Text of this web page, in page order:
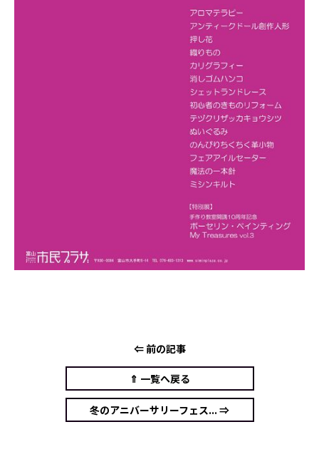
⇐ 前の記事
⇑ 一覧へ戻る
冬のアニバーサリーフェス... ⇒